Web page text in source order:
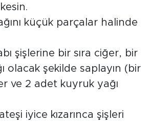
küçük parçalar halinde
şişlerine bir sıra ciğer, bir
olacak şekilde saplayın (bir
ve 2 adet kuyruk yağı
iyice kızarınca şişleri